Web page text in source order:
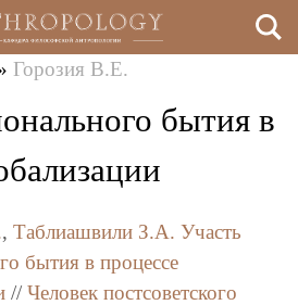
Горозия В.Е.
бытия в
, Таблиашвили З.А. Участь
бытия в процессе
// Человек постсоветского